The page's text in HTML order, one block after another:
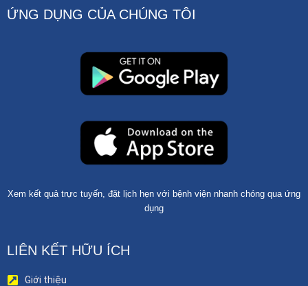
ỨNG DỤNG CỦA CHÚNG TÔI
Xem kết quả trực tuyến, đặt lịch hẹn với bệnh viện nhanh chóng qua ứng
dụng
LIÊN KẾT HỮU ÍCH
Giới thiệu